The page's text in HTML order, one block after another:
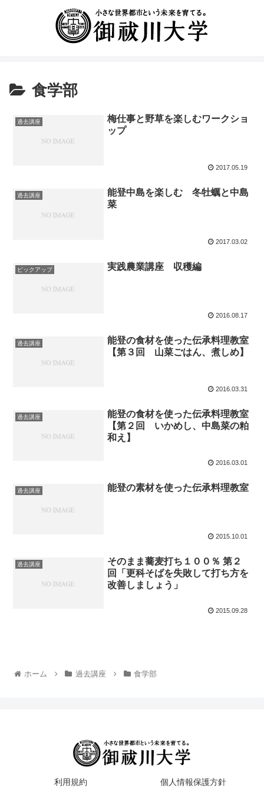
食学部
過去講座
梅仕事と野草を楽しむワークショ
ップ
2017.05.19
過去講座
能登中島を楽しむ 冬牡蠣と中島
菜
2017.03.02
ピックアップ 実践農業講座 収穫編
2016.08.17
過去講座
能登の食材を使った伝承料理教室
【第３回 山菜ごはん、煮しめ】
2016.03.31
過去講座
能登の食材を使った伝承料理教室
【第２回 いかめし、中島菜の粕
和え】
2016.03.01
過去講座 能登の素材を使った伝承料理教室
2015.10.01
過去講座
そのまま蕎麦打ち１００％ 第２
回「更科そばを失敗して打ち方を
改善しましょう」
2015.09.28
ホーム 過去講座 食学部
利用規約 個人情報保護方針